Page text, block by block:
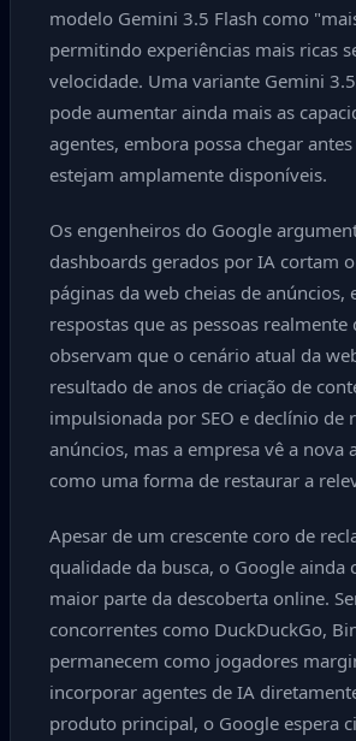
modelo Gemini 3.5 Flash como
permitindo experiências mais ricas
velocidade. Uma variante Gemini
pode aumentar ainda mais as
agentes, embora possa chegar
estejam amplamente disponíveis.
Os engenheiros do Google
dashboards gerados por IA cortam
páginas da web cheias de anúncios,
respostas que as pessoas
observam que o cenário atual da
resultado de anos de criação de
impulsionada por SEO e declínio de
anúncios, mas a empresa vê a nova
como uma forma de restaurar a
Apesar de um crescente coro de
qualidade da busca, o Google ainda
maior parte da descoberta online.
concorrentes como DuckDuckGo,
permanecem como jogadores
incorporar agentes de IA
produto principal, o Google espera